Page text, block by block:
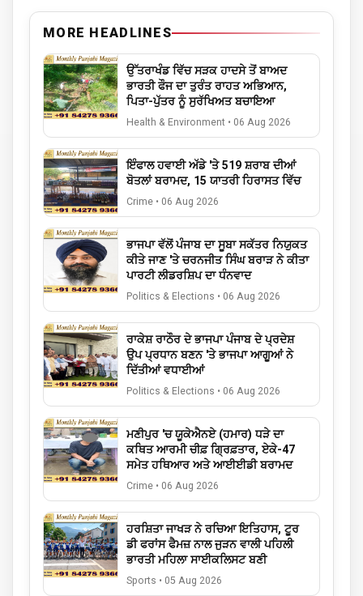
MORE HEADLINES
ਉੱਤਰਾਖੰਡ ਵਿੱਚ ਸੜਕ ਹਾਦਸੇ ਤੋਂ ਬਾਅਦ
ਭਾਰਤੀ ਫੌਜ ਦਾ ਤੁਰੰਤ ਰਾਹਤ ਅਭਿਆਨ,
ਪਿਤਾ-ਪੁੱਤਰ ਨੂੰ ਸੁਰੱਖਿਅਤ ਬਚਾਇਆ
Health & Environment • 06 Aug 2026
ਇੰਫਾਲ ਹਵਾਈ ਅੱਡੇ 'ਤੇ 519 ਸ਼ਰਾਬ ਦੀਆਂ
ਬੋਤਲਾਂ ਬਰਾਮਦ, 15 ਯਾਤਰੀ ਹਿਰਾਸਤ ਵਿੱਚ
Crime • 06 Aug 2026
ਭਾਜਪਾ ਵੱਲੋਂ ਪੰਜਾਬ ਦਾ ਸੂਬਾ ਸਕੱਤਰ ਨਿਯੁਕਤ
ਕੀਤੇ ਜਾਣ 'ਤੇ ਚਰਨਜੀਤ ਸਿੰਘ ਬਰਾੜ ਨੇ ਕੀਤਾ
ਪਾਰਟੀ ਲੀਡਰਸ਼ਿਪ ਦਾ ਧੰਨਵਾਦ
Politics & Elections • 06 Aug 2026
ਰਾਕੇਸ਼ ਰਾਠੌਰ ਦੇ ਭਾਜਪਾ ਪੰਜਾਬ ਦੇ ਪ੍ਰਦੇਸ਼
ਉਪ ਪ੍ਰਧਾਨ ਬਣਨ 'ਤੇ ਭਾਜਪਾ ਆਗੂਆਂ ਨੇ
ਦਿੱਤੀਆਂ ਵਧਾਈਆਂ
Politics & Elections • 06 Aug 2026
ਮਣੀਪੁਰ 'ਚ ਯੂਕੇਐਨਏ (ਹਮਾਰ) ਧੜੇ ਦਾ
ਕਥਿਤ ਆਰਮੀ ਚੀਫ਼ ਗ੍ਰਿਫ਼ਤਾਰ, ਏਕੇ-47
ਸਮੇਤ ਹਥਿਆਰ ਅਤੇ ਆਈਈਡੀ ਬਰਾਮਦ
Crime • 06 Aug 2026
ਹਰਸ਼ਿਤਾ ਜਾਖੜ ਨੇ ਰਚਿਆ ਇਤਿਹਾਸ, ਟੂਰ
ਡੀ ਫਰਾਂਸ ਫੈਮਜ਼ ਨਾਲ ਜੁੜਨ ਵਾਲੀ ਪਹਿਲੀ
ਭਾਰਤੀ ਮਹਿਲਾ ਸਾਈਕਲਿਸਟ ਬਣੀ
Sports • 05 Aug 2026